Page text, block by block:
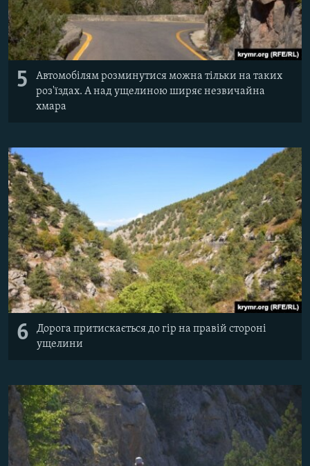
5
Автомобілям розминутися можна тільки на таких
роз'їздах. А над ущелиною ширяє незвичайна
хмара
6
Дорога притискається до гір на правій стороні
ущелини